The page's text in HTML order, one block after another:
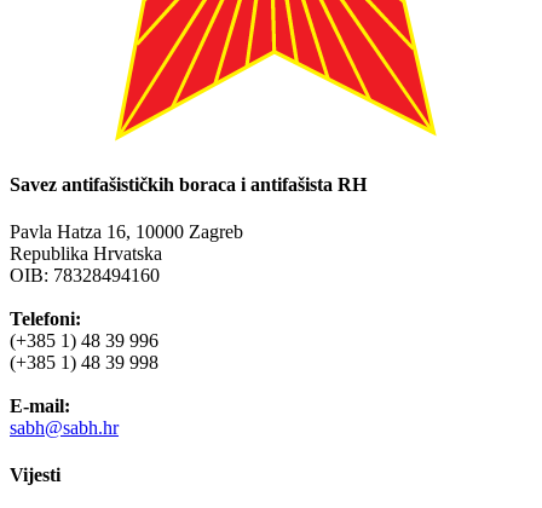
Savez antifašističkih boraca i antifašista RH
Pavla Hatza 16, 10000 Zagreb
Republika Hrvatska
OIB: 78328494160
Telefoni:
(+385 1) 48 39 996
(+385 1) 48 39 998
E-mail:
sabh@sabh.hr
Vijesti